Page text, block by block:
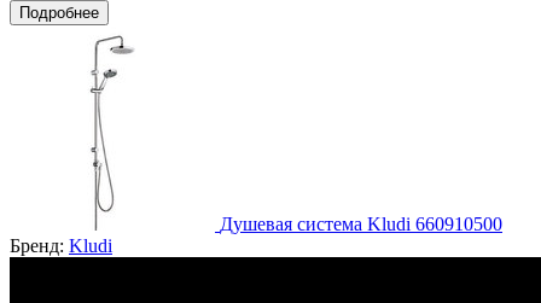
Подробнее
Душевая система Kludi 660910500
Бренд: Kludi